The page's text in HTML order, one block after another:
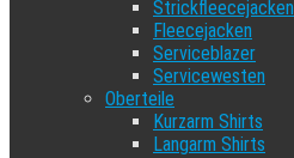
Strickfleecejacken
Fleecejacken
Serviceblazer
Servicewesten
Oberteile
Kurzarm Shirts
Langarm Shirts